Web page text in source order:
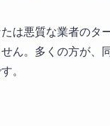
は悪質な業者の
ん。多くの方が
。